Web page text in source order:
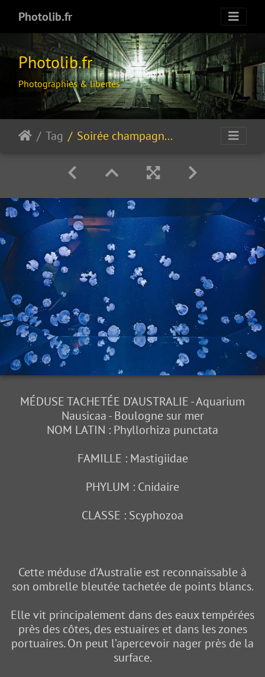
Photolib.fr
Photolib.fr
Photographies & libertés
Tag Soirée champagne en apesanteur
MÉDUSE TACHETÉE D’AUSTRALIE - Aquarium
Nausicaa - Boulogne sur mer
NOM LATIN : Phyllorhiza punctata
FAMILLE : Mastigiidae
PHYLUM : Cnidaire
CLASSE : Scyphozoa
Cette méduse d’Australie est reconnaissable à
son ombrelle bleutée tachetée de points blancs.
Elle vit principalement dans des eaux tempérées
près des côtes, des estuaires et dans les zones
portuaires. On peut l’apercevoir nager près de la
surface.